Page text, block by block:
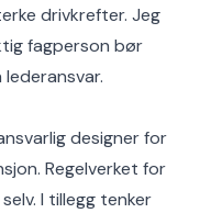
drivkrefter. Jeg
fagperson bør
designer for
Regelverket for
I tillegg tenker